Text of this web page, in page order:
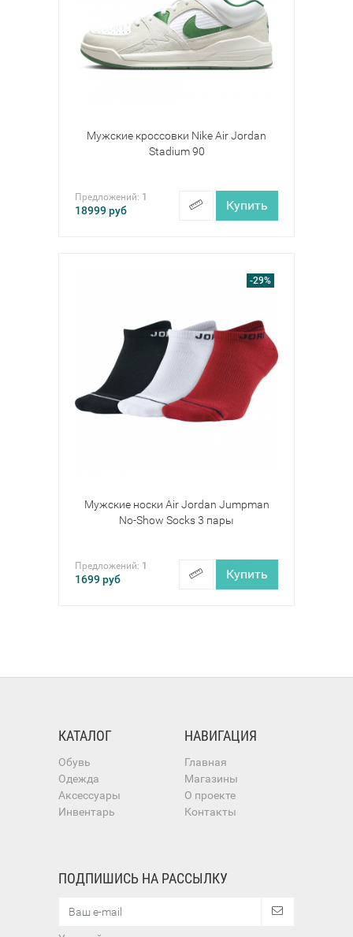
Мужские кроссовки Nike Air Jordan
Stadium 90
Предложений: 1
18999руб Купить
-29%
Мужские носки Air Jordan Jumpman
No-Show Socks 3 пары
Предложений: 1
1699руб Купить
КАТАЛОГ
Обувь
Одежда
Аксессуары
Инвентарь
НАВИГАЦИЯ
Главная
Магазины
О проекте
Контакты
ПОДПИШИСЬ НА РАССЫЛКУ